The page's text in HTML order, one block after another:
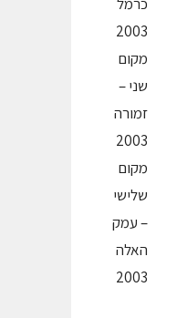
2003
מקום
שני –
זמורה
2003
מקום
שלישי
– עמק
האלה
2003